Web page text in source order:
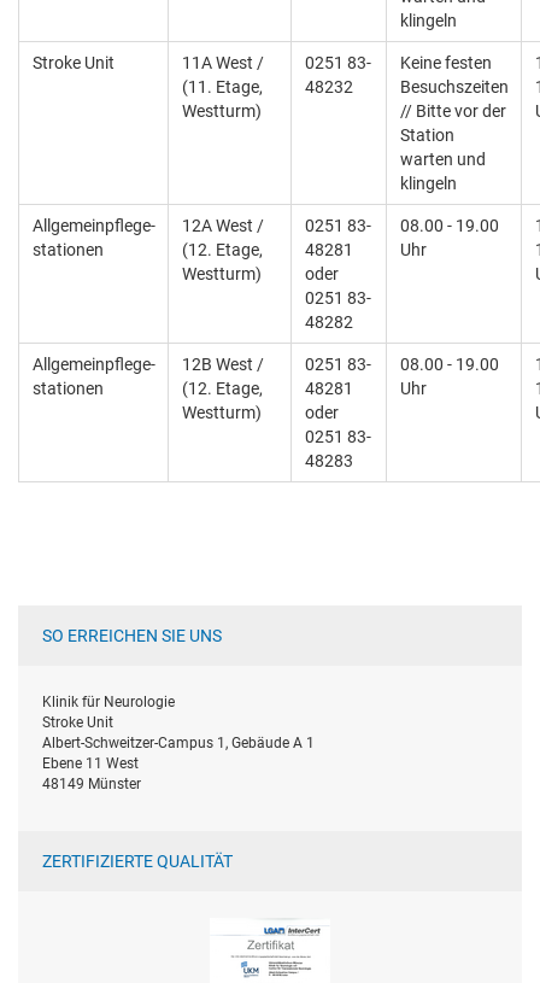
klingeln
Stroke Unit
11A West /
(11. Etage,
Westturm)
0251 83-
48232
Keine festen
Besuchszeiten
// Bitte vor der
Station
warten und
klingeln
Allgemeinpflege-
stationen
12A West /
(12. Etage,
Westturm)
0251 83-
48281
oder
0251 83-
48282
08.00 - 19.00
Uhr
Allgemeinpflege-
stationen
12B West /
(12. Etage,
Westturm)
0251 83-
48281
oder
0251 83-
48283
08.00 - 19.00
Uhr
SO ERREICHEN SIE UNS
Klinik für Neurologie
Stroke Unit
Albert-Schweitzer-Campus 1, Gebäude A 1
Ebene 11 West
48149 Münster
ZERTIFIZIERTE QUALITÄT